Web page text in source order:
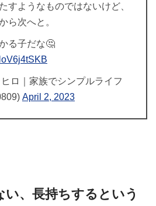
すようなものではないけど、
ら次へと。
る子だな🤔
ロ｜家族でシンプルライフ
April 2, 2023
、長持ちするという